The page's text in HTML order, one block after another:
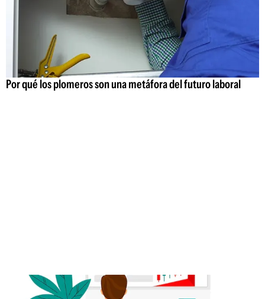
Por qué los plomeros son una metáfora del futuro laboral